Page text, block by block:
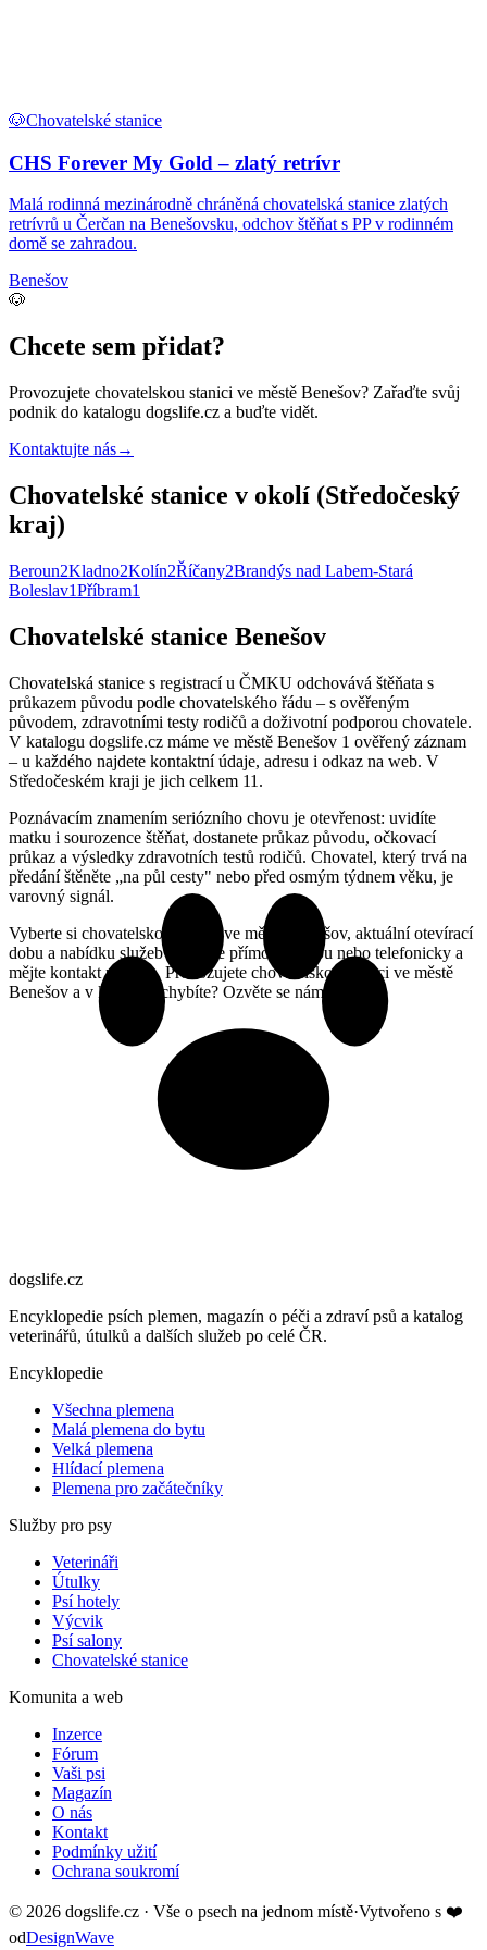
🐶Chovatelské stanice
CHS Forever My Gold – zlatý retrívr
Malá rodinná mezinárodně chráněná chovatelská stanice zlatých
retrívrů u Čerčan na Benešovsku, odchov štěňat s PP v rodinném
domě se zahradou.
Benešov
🐶
Chcete sem přidat?
Provozujete chovatelskou stanici ve městě Benešov? Zařaďte svůj
podnik do katalogu dogslife.cz a buďte vidět.
Kontaktujte nás→
Chovatelské stanice v okolí (Středočeský
kraj)
Beroun2Kladno2Kolín2Říčany2Brandýs nad Labem-Stará
Boleslav1Příbram1
Chovatelské stanice Benešov
Chovatelská stanice s registrací u ČMKU odchovává štěňata s
průkazem původu podle chovatelského řádu – s ověřeným
původem, zdravotními testy rodičů a doživotní podporou chovatele.
V katalogu dogslife.cz máme ve městě Benešov 1 ověřený záznam
– u každého najdete kontaktní údaje, adresu i odkaz na web. V
Středočeském kraji je jich celkem 11.
Poznávacím znamením seriózního chovu je otevřenost: uvidíte
matku i sourozence štěňat, dostanete průkaz původu, očkovací
průkaz a výsledky zdravotních testů rodičů. Chovatel, který trvá na
předání štěněte „na půl cesty" nebo před osmým týdnem věku, je
varovný signál.
Vyberte si chovatelskou stanici ve městě Benešov, aktuální otevírací
dobu a nabídku služeb si ověřte přímo na webu nebo telefonicky a
mějte kontakt po ruce. Provozujete chovatelskou stanici ve městě
Benešov a v katalogu chybíte? Ozvěte se nám.
dogslife.cz
Encyklopedie psích plemen, magazín o péči a zdraví psů a katalog
veterinářů, útulků a dalších služeb po celé ČR.
Encyklopedie
Všechna plemena
Malá plemena do bytu
Velká plemena
Hlídací plemena
Plemena pro začátečníky
Služby pro psy
Veterináři
Útulky
Psí hotely
Výcvik
Psí salony
Chovatelské stanice
Komunita a web
Inzerce
Fórum
Vaši psi
Magazín
O nás
Kontakt
Podmínky užití
Ochrana soukromí
© 2026 dogslife.cz · Vše o psech na jednom místě·Vytvořeno s ❤️
odDesignWave